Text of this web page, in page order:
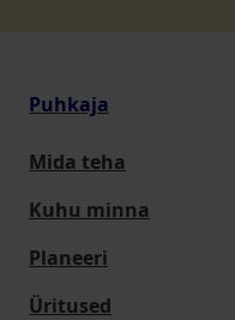
Puhkaja
Mida teha
Kuhu minna
Planeeri
Üritused